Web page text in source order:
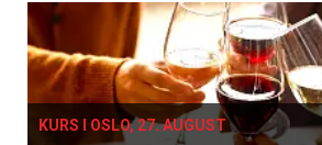
KURS I OSLO, 27. AUGUST